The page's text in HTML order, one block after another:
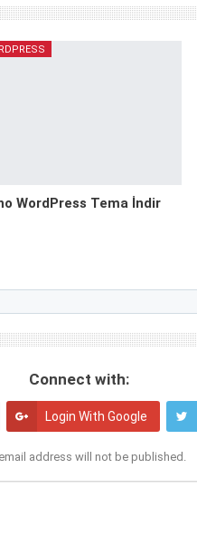
WordPress Tema İndir
Connect with:
Login With Google
address will not be published.